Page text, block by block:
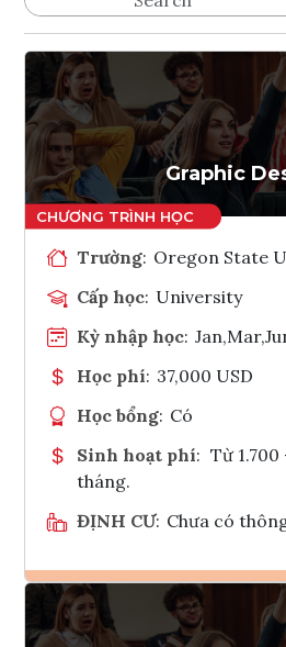
Graphic
Trường: Oregon State
Cấp học: University
Kỳ nhập học:
Học phí: 37,000 USD
Học bổng: Có
Sinh hoạt phí: Từ
tháng.
ĐỊNH CƯ: Chưa có
Ghi